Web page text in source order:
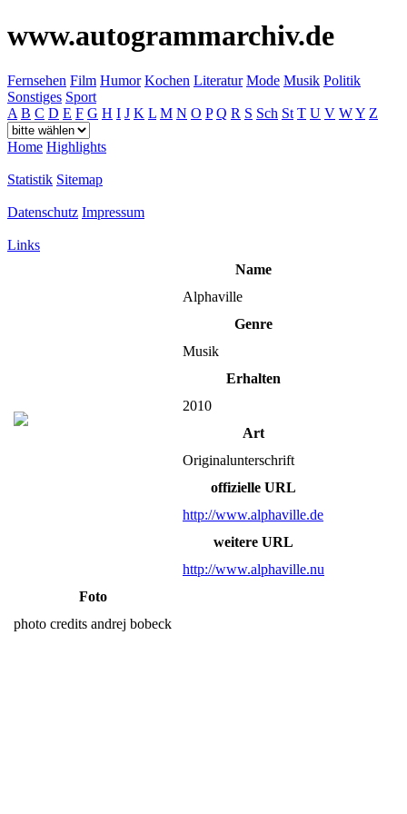
www.autogrammarchiv.de
Fernsehen Film Humor Kochen Literatur Mode Musik Politik
Sonstiges Sport
A B C D E F G H I J K L M N O P Q R S Sch St T U V WY Z
Home Highlights
Statistik Sitemap
Datenschutz Impressum
Links
Name
Alphaville
Genre
Musik
Erhalten
2010
Art
Originalunterschrift
offizielle URL
http://www.alphaville.de
weitere URL
http://www.alphaville.nu
Foto
photo credits andrej bobeck